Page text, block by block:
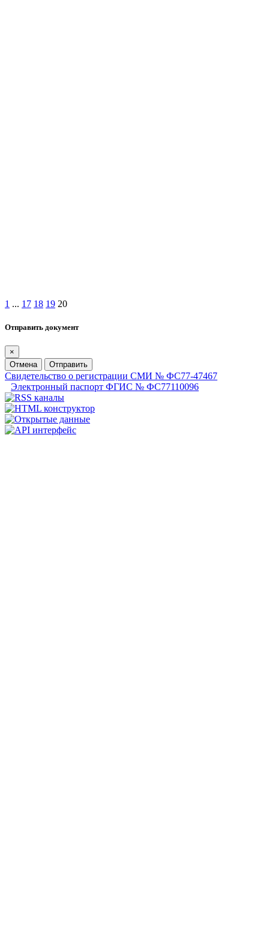
1 ... 17 18 19 20
Отправить документ
×
Отмена
Отправить
Свидетельство о регистрации СМИ № ФС77-47467
Электронный паспорт ФГИС № ФС77110096